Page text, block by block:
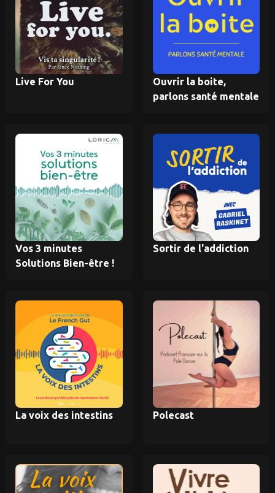
Live For You
Ouvrir la boite,
parlons santé mentale
Vos 3 minutes
Solutions Bien-être !
Sortir de l'addiction
La voix des intestins Polecast